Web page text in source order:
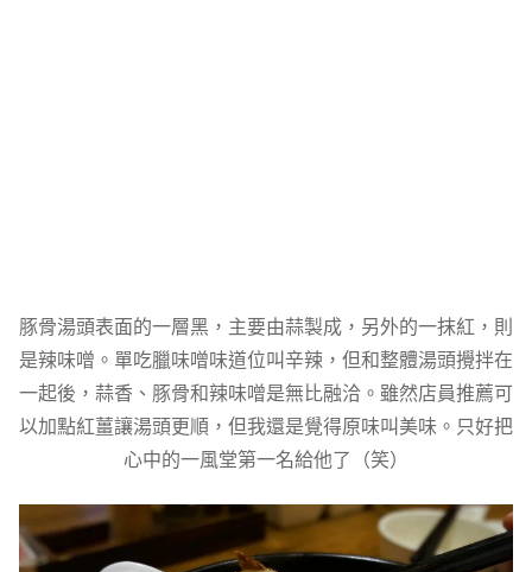
豚骨湯頭表面的一層黑，主要由蒜製成，另外的一抹紅，則
是辣味噌。單吃臘味噌味道位叫辛辣，但和整體湯頭攪拌在
一起後，蒜香、豚骨和辣味噌是無比融洽。雖然店員推薦可
以加點紅薑讓湯頭更順，但我還是覺得原味叫美味。只好把
心中的一風堂第一名給他了（笑）